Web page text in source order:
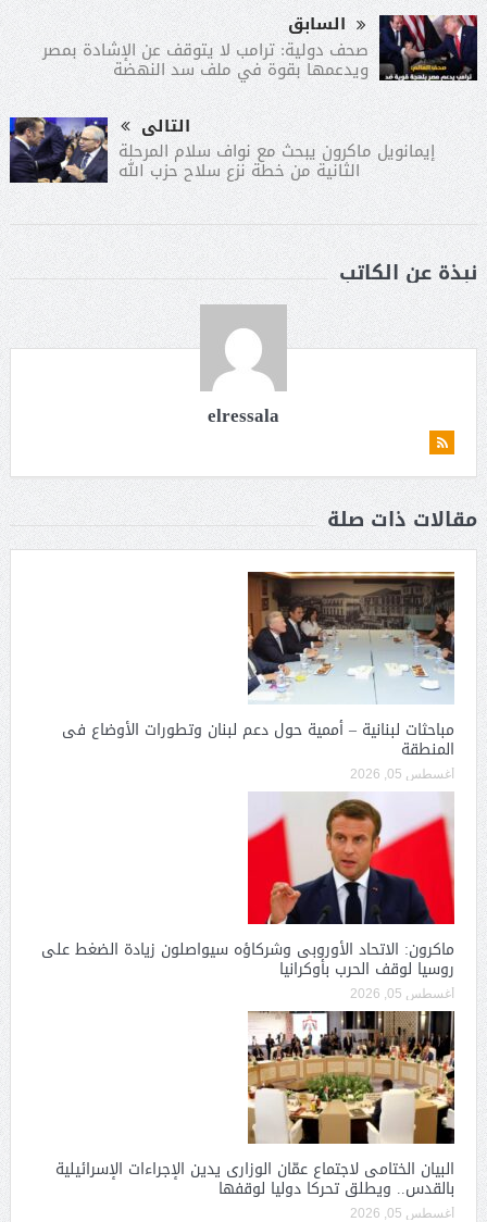
السابق
صحف دولية: ترامب لا يتوقف عن الإشادة بمصر
ويدعمها بقوة في ملف سد النهضة
التالى
إيمانويل ماكرون يبحث مع نواف سلام المرحلة
الثانية من خطة نزع سلاح حزب الله
نبذة عن الكاتب
elressala
مقالات ذات صلة
مباحثات لبنانية – أممية حول دعم لبنان وتطورات الأوضاع فى
المنطقة
أغسطس 05, 2026
ماكرون: الاتحاد الأوروبى وشركاؤه سيواصلون زيادة الضغط على
روسيا لوقف الحرب بأوكرانيا
أغسطس 05, 2026
البيان الختامى لاجتماع عمّان الوزارى يدين الإجراءات الإسرائيلية
بالقدس.. ويطلق تحركا دوليا لوقفها
أغسطس 05, 2026